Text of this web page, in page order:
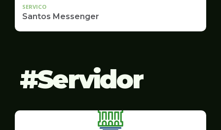
SERVICO
Santos Messenger
Servidor